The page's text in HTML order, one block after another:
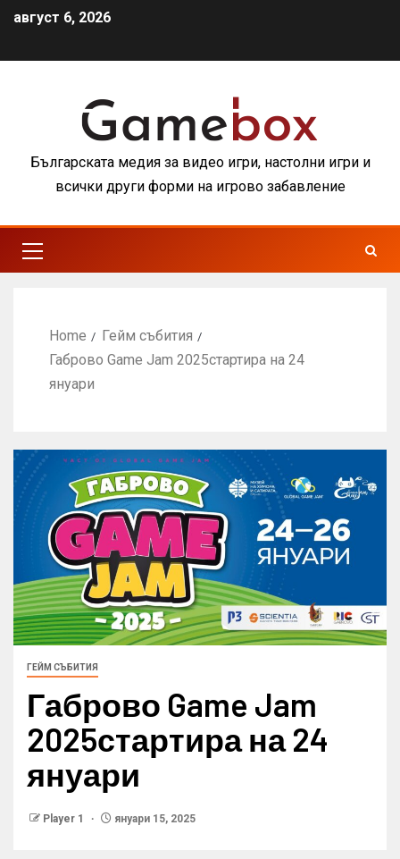
август 6, 2026
Българската медия за видео игри, настолни игри и
всички други форми на игрово забавление
Home
Гейм събития
Габрово Game Jam 2025стартира на 24
януари
ГЕЙМ СЪБИТИЯ
Габрово Game Jam
2025стартира на 24
януари
Player 1 януари 15, 2025